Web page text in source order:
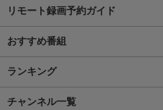
リモート録画予約ガイド
おすすめ番組
ランキング
チャンネル一覧